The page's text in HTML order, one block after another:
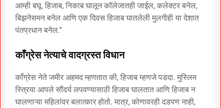
आम्ही बघू. हिजाब, निकाब घालून कॉलेजातही जाईल, कलेक्टर बनेल,
बिझनेसमन बनेल आणि एक दिवस हिजाब घातलेली मुलगीही या देशात
पंतप्रधान बनेल.”
काँग्रेस नेत्याचे वादग्रस्त विधान
काँग्रेस नेते जमीर अहमद म्हणतात की, हिजाब म्हणजे पडदा. मुस्लिम
स्त्रिया आपले सौंदर्य लपवण्यासाठी हिजाब घालतात आणि हिजाब न
घालणाऱ्या महिलांवर बलात्कार होतो. मात्र, कोणावरही दडपण नाही,